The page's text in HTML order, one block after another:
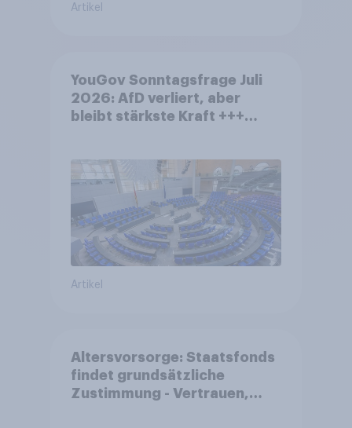
Artikel
YouGov Sonntagsfrage Juli
2026: AfD verliert, aber
bleibt stärkste Kraft +++
Artikel
Altersvorsorge: Staatsfonds
findet grundsätzliche
Zustimmung - Vertrauen,